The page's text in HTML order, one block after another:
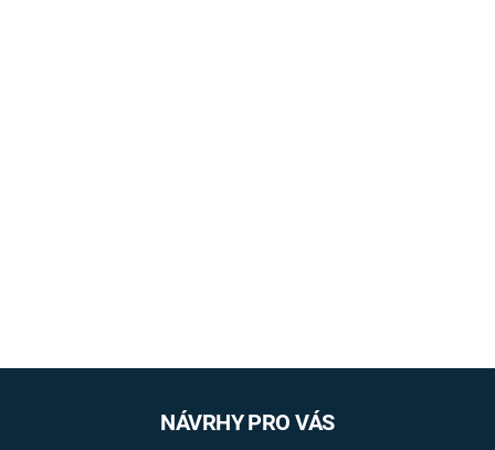
NÁVRHY PRO VÁS